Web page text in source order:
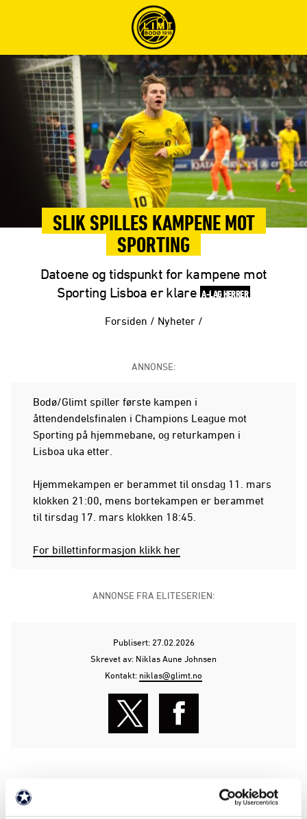
SLIK SPILLES KAMPENE MOT
SPORTING
Datoene og tidspunkt for kampene mot
Sporting Lisboa er klare A-LAG HERRER
Forsiden / Nyheter /
ANNONSE:
Bodø/Glimt spiller første kampen i
åttendendelsfinalen i Champions League mot
Sporting på hjemmebane, og returkampen i
Lisboa uka etter.
Hjemmekampen er berammet til onsdag 11. mars
klokken 21:00, mens bortekampen er berammet
til tirsdag 17. mars klokken 18:45.
For billettinformasjon klikk her
ANNONSE FRA ELITESERIEN:
Publisert: 27.02.2026
Skrevet av: Niklas Aune Johnsen
Kontakt: niklas@glimt.no